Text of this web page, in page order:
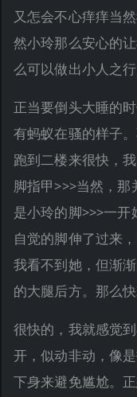
又怎会不心痒痒当
然小玲那么安心的
么可以做出小人之
正当要倒头大睡的
有蚂蚁在骚的样子
跑到二楼来很快，
脚指甲>>>当然，
是小玲的脚>>>一
自觉的脚伸了过来
我看不到她，但渐
的大腿后方。那么
很快的，我就感觉
开，似动非动，像
下身来避免尴尬。